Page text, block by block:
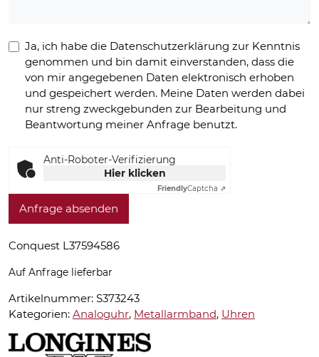
Ja, ich habe die Datenschutzerklärung zur Kenntnis
genommen und bin damit einverstanden, dass die
von mir angegebenen Daten elektronisch erhoben
und gespeichert werden. Meine Daten werden dabei
nur streng zweckgebunden zur Bearbeitung und
Beantwortung meiner Anfrage benutzt.
Anti-Roboter-Verifizierung
Hier klicken
FriendlyCaptcha ⇗
Anfrage absenden
Conquest L37594586
Auf Anfrage lieferbar
Artikelnummer: S373243
Kategorien: Analoguhr, Metallarmband, Uhren